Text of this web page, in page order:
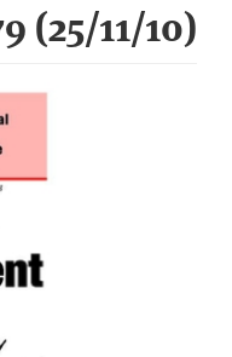
Opinions
(25/11/10)